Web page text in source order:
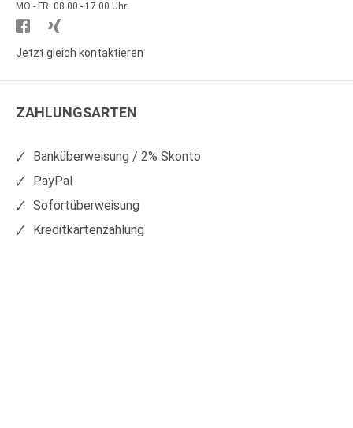
MO - FR: 08.00 - 17.00 Uhr
Besuchen
Sie
auf
Sie
auf
Jetzt gleich kontaktieren
ZAHLUNGSARTEN
Banküberweisung / 2% Skonto
PayPal
Sofortüberweisung
Kreditkartenzahlung